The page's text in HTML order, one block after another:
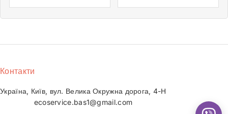
Контакти
Україна, Київ, вул. Велика Окружна дорога, 4-Н
ecoservice.bas1@gmail.com